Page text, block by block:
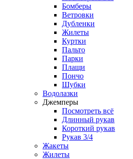
Бомберы
Ветровки
Дубленки
Жилеты
Куртки
Пальто
Парки
Плащи
Пончо
Шубки
Водолазки
Джемперы
Посмотреть всё
Длинный рукав
Короткий рукав
Рукав 3/4
Жакеты
Жилеты